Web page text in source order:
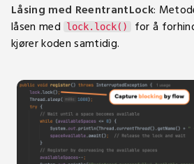
Låsing med ReentrantLock:
låsen med
lock.lock()
for å
kjører koden samtidig.